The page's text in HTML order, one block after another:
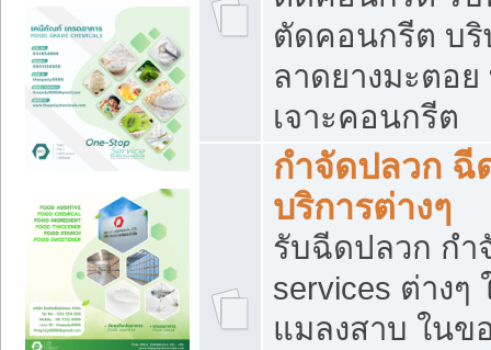
ตัดคอนกรีต บริ
ลาดยางมะตอ
เจาะคอนกรีต
กำจัดปลวก ฉี
บริการต่างๆ
รับฉีดปลวก กำ
services ต่าง
แมลงสาบ ใน